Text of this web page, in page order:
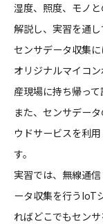
湿度、照度、モノ
解説し、実習を通し
センサデータ収集
オリジナルマイコ
産現場に持ち帰っ
また、センサデー
ウドサービスを利
す。
実習では、無線通
ータ収集を行うIoT
ればどこでもセンサ